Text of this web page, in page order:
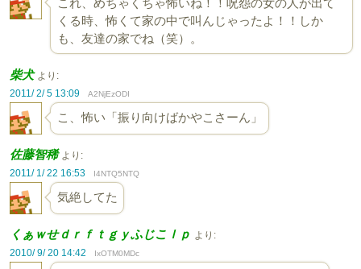
くる時、怖くて家の中で叫んじゃったよ！！しか
も、友達の家でね（笑）。
柴犬 より:
2011/ 2/ 5 13:09
A2NjEzODI
こ、怖い「振り向けばかやこさーん」
佐藤智稀 より:
2011/ 1/ 22 16:53
I4NTQ5NTQ
気絶してた
くぁｗせｄｒｆｔｇｙふじこｌｐ より:
2010/ 9/ 20 14:42
IxOTM0MDc